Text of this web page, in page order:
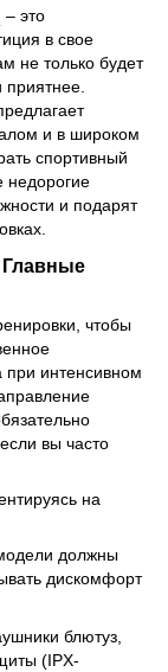
– это
в свое
не только будет
приятнее.
и в широком
спортивный
недорогие
и подарят
Главные
чтобы
при интенсивном
вы часто
на
должны
дискомфорт
блютуз,
(IPX-